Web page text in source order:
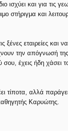
ισχύει και για
στήριγμα και
ξένες εταιρείες
την απόγνωσή
σου, έχεις ήδη
τίποτα, αλλά
Καρυώτης.